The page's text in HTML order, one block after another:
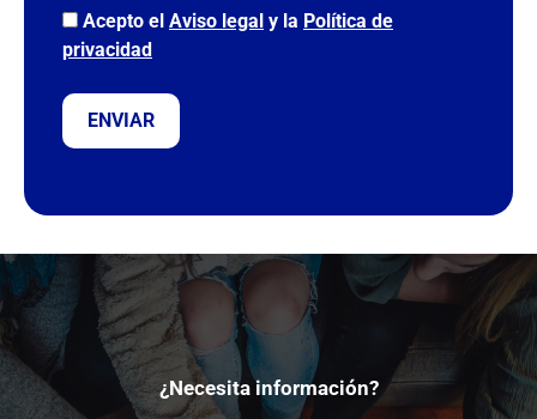
v
a
í
Acepto el Aviso legal y la Política de
privacidad
¿Necesita información?